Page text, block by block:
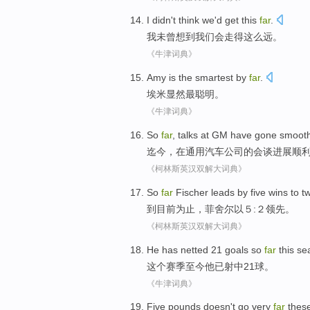
I didn't think we'd get this far.
我未曾想到我们会走得这么远。
《牛津词典》
Amy is the smartest by far.
埃米显然最聪明。
《牛津词典》
So far, talks at GM have gone
迄今 ， 在通用汽车公司 的会谈进展顺利
《柯林斯英汉双解大词典》
So far Fischer leads by five wins to
到目前为止 ，菲舍尔以５:２领先。
《柯林斯英汉双解大词典》
He has netted 21 goals so far this
这个赛季至今他已射中21球。
《牛津词典》
Five pounds doesn't go very far